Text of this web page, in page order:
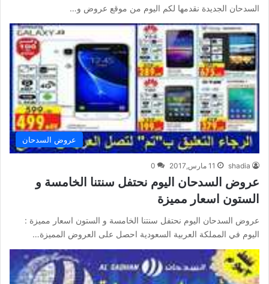
السدحان الجديدة نقدمها لكم اليوم من موقع عروض و…
عروض السدحان
shadia 11 مارس,2017 0
عروض السدحان اليوم نحتفل سنتنا الخامسة و
الستون اسعار مميزة
عروض السدحان اليوم نحتفل سنتنا الخامسة و الستون اسعار مميزة :
اليوم في المملكة العربية السعودية احصل على العروض المميزة…